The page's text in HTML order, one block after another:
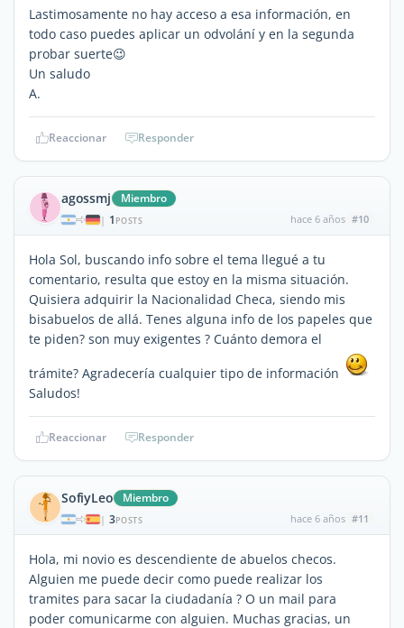
Lastimosamente no hay acceso a esa información, en
todo caso puedes aplicar un odvolání y en la segunda
probar suerte😉
Un saludo
A.
Reaccionar Responder
agossmj Miembro
| 1 POSTS hace 6 años #10
Hola Sol, buscando info sobre el tema llegué a tu
comentario, resulta que estoy en la misma situación.
Quisiera adquirir la Nacionalidad Checa, siendo mis
bisabuelos de allá. Tenes alguna info de los papeles que
te piden? son muy exigentes ? Cuánto demora el
trámite? Agradecería cualquier tipo de información
Saludos!
Reaccionar Responder
SofiyLeo Miembro
| 3POSTS hace 6 años #11
Hola, mi novio es descendiente de abuelos checos.
Alguien me puede decir como puede realizar los
tramites para sacar la ciudadanía ? O un mail para
poder comunicarme con alguien. Muchas gracias, un